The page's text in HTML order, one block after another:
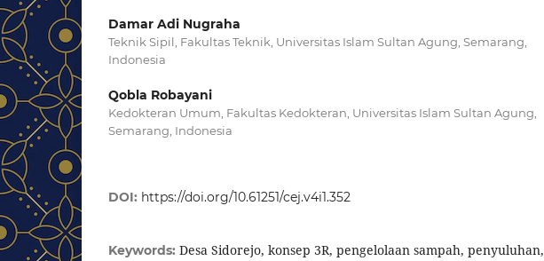
Damar Adi Nugraha
Teknik Sipil, Fakultas Teknik, Universitas Islam Sultan Agung, Semarang,
Indonesia
Qobla Robayani
Kedokteran Umum, Fakultas Kedokteran, Universitas Islam Sultan Agung,
Semarang, Indonesia
DOI: https://doi.org/10.61251/cej.v4i1.352
Keywords: Desa Sidorejo, konsep 3R, pengelolaan sampah, penyuluhan,